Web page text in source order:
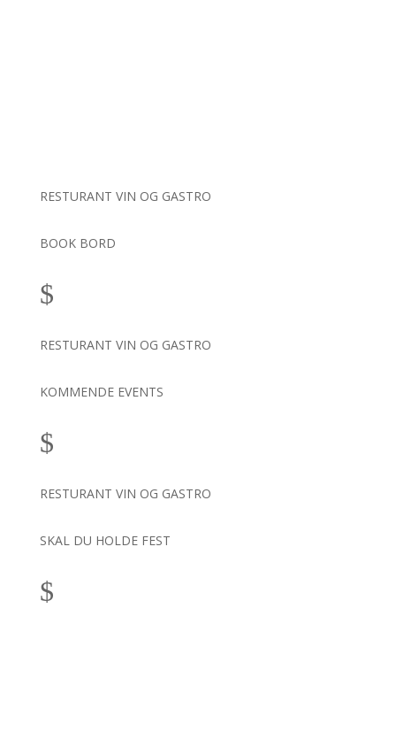
RESTURANT VIN OG GASTRO
BOOK BORD
$
RESTURANT VIN OG GASTRO
KOMMENDE EVENTS
$
RESTURANT VIN OG GASTRO
SKAL DU HOLDE FEST
$